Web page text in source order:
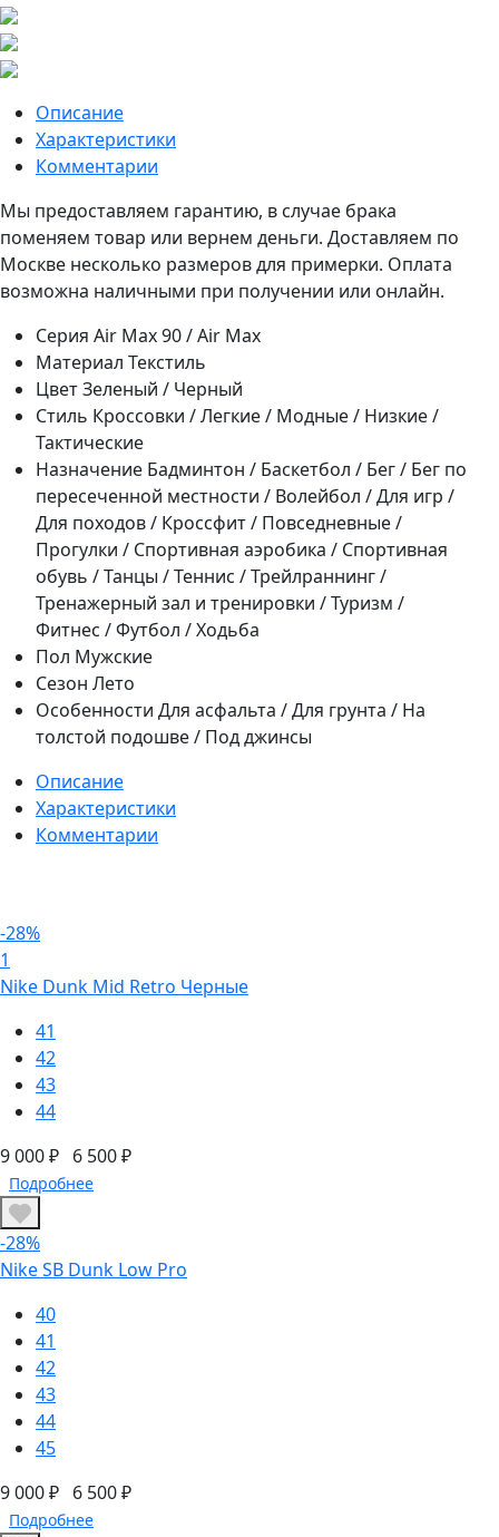
Описание
Характеристики
Комментарии
Мы предоставляем гарантию, в случае брака
поменяем товар или вернем деньги. Доставляем по
Москве несколько размеров для примерки. Оплата
возможна наличными при получении или онлайн.
Серия Air Max 90 / Air Max
Материал Текстиль
ЦветЗеленый / Черный
Стиль Кроссовки / Легкие / Модные / Низкие /
Тактические
Назначение Бадминтон / Баскетбол / Бег / Бег по
пересеченной местности / Волейбол / Для игр /
Для походов / Кроссфит / Повседневные /
Прогулки / Спортивная аэробика / Спортивная
обувь / Танцы / Теннис / Трейлраннинг /
Тренажерный зал и тренировки / Туризм /
Фитнес / Футбол / Ходьба
Пол Мужские
Сезон Лето
Особенности Для асфальта / Для грунта / На
толстой подошве / Под джинсы
Описание
Характеристики
Комментарии
-28%
1
Nike Dunk Mid Retro Черные
41
42
43
44
9 000 ₽ 6 500 ₽
Подробнее
-28%
Nike SB Dunk Low Pro
40
41
42
43
44
45
9 000 ₽ 6 500 ₽
Подробнее